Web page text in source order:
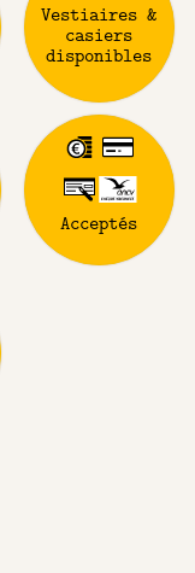
Vestiaires &
casiers
disponibles
Acceptés